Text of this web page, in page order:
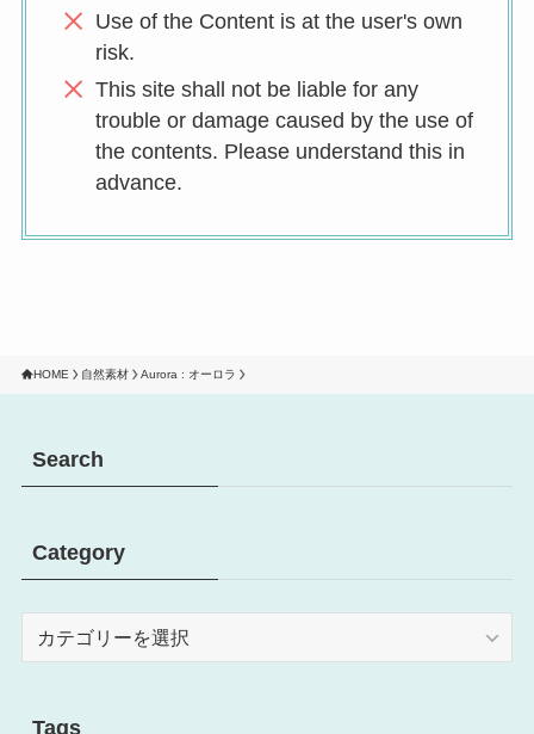
Use of the Content is at the user's own
risk.
This site shall not be liable for any
trouble or damage caused by the use of
the contents. Please understand this in
advance.
HOME 自然素材 Aurora : オーロラ
Search
Category
Category
Tags